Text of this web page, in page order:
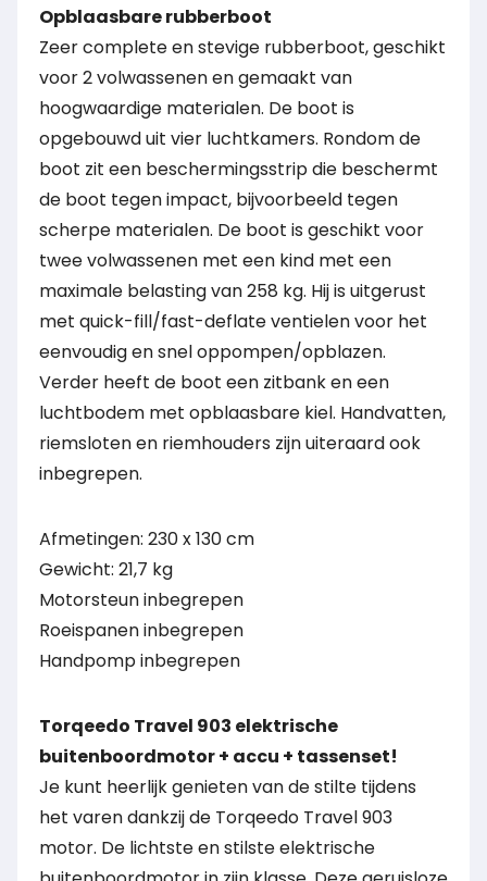
Opblaasbare rubberboot
Zeer complete en stevige rubberboot, geschikt
voor 2 volwassenen en gemaakt van
hoogwaardige materialen. De boot is
opgebouwd uit vier luchtkamers. Rondom de
boot zit een beschermingsstrip die beschermt
de boot tegen impact, bijvoorbeeld tegen
scherpe materialen. De boot is geschikt voor
twee volwassenen met een kind met een
maximale belasting van 258 kg. Hij is uitgerust
met quick-fill/fast-deflate ventielen voor het
eenvoudig en snel oppompen/opblazen.
Verder heeft de boot een zitbank en een
luchtbodem met opblaasbare kiel. Handvatten,
riemsloten en riemhouders zijn uiteraard ook
inbegrepen.
Afmetingen: 230 x 130 cm
Gewicht: 21,7 kg
Motorsteun inbegrepen
Roeispanen inbegrepen
Handpomp inbegrepen
Torqeedo Travel 903 elektrische
buitenboordmotor + accu + tassenset!
Je kunt heerlijk genieten van de stilte tijdens
het varen dankzij de Torqeedo Travel 903
motor. De lichtste en stilste elektrische